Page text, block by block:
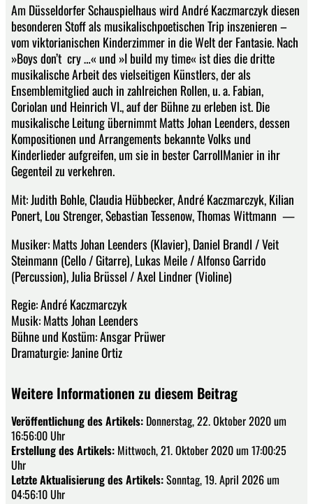
Am Düsseldorfer Schauspielhaus wird André Kaczmarczyk diesen
besonderen Stoff als musikalisch­poetischen Trip inszenieren –
vom viktorianischen Kinderzimmer in die Welt der Fantasie. Nach
»Boys don’t cry …« und »I build my time« ist dies die dritte
musikalische Arbeit des vielseitigen Künstlers, der als
Ensemblemitglied auch in zahlreichen Rollen, u. a. Fabian,
Coriolan und Heinrich VI., auf der Bühne zu erleben ist. Die
musikalische Leitung übernimmt Matts Johan Leenders, dessen
Kompositionen und Arrangements bekannte Volks­ und
Kinderlieder aufgreifen, um sie in bester Carroll­Manier in ihr
Gegenteil zu verkehren.
Mit: Judith Bohle, Claudia Hübbecker, André Kaczmarczyk, Kilian
Ponert, Lou Strenger, Sebastian Tessenow, Thomas Wittmann —
Musiker: Matts Johan Leenders (Klavier), Daniel Brandl / Veit
Steinmann (Cello / Gitarre), Lukas Meile / Alfonso Garrido
(Percussion), Julia Brüssel / Axel Lindner (Violine)
Regie: André Kaczmarczyk
Musik: Matts Johan Leenders
Bühne und Kostüm: Ansgar Prüwer
Dramaturgie: Janine Ortiz
Weitere Informationen zu diesem Beitrag
Veröffentlichung des Artikels: Donnerstag, 22. Oktober 2020 um
16:56:00 Uhr
Erstellung des Artikels: Mittwoch, 21. Oktober 2020 um 17:00:25
Uhr
Letzte Aktualisierung des Artikels:Sonntag, 19. April 2026 um
04:56:10 Uhr